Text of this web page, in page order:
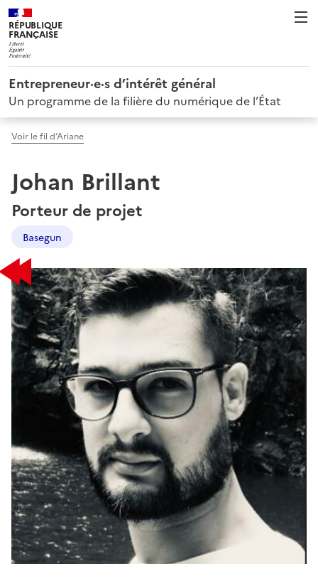
RÉPUBLIQUE
FRANÇAISE
Entrepreneur·e·s d’intérêt général
Un programme de la filière du numérique de l’État
Voir le fil d’Ariane
Johan Brillant
Porteur de projet
Basegun